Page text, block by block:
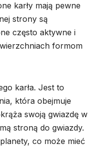
karły mają pewne
strony są
często aktywne i
formom
karła. Jest to
która obejmuje
swoją gwiazdę w
stroną do gwiazdy.
co może mieć